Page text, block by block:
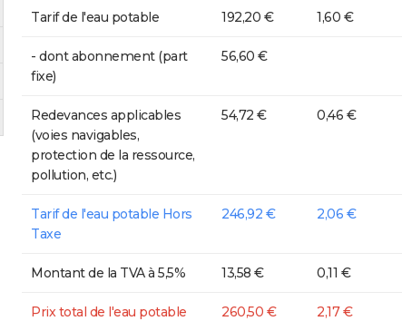
Tarif de l'eau potable 192,20 € 1,60 €
- dont abonnement (part
fixe)
56,60 €
Redevances applicables
(voies navigables,
protection de la ressource,
pollution, etc.)
54,72 € 0,46 €
Tarif de l'eau potable Hors
Taxe
246,92 € 2,06 €
Montant de la TVA à 5,5% 13,58 € 0,11 €
Prix total de l'eau potable 260,50 € 2,17 €